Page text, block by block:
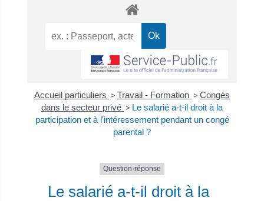
Accueil particuliers > Travail - Formation > Congés
dans le secteur privé > Le salarié a-t-il droit à la
participation et à l'intéressement pendant un congé
parental ?
Question-réponse
Le salarié a-t-il droit à la